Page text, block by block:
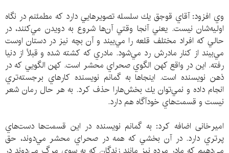
وي افزود: آقاي قوجق يك سلسله تصويرهايي دارد كه مطمئنم در نگاه
اوليه‌شان نيست. يعني آنجا وقتي آن‌ها شروع به دويدن مي‌كنند، در
حالي كه افراد مختلف قلعه را مي‌بيند و آن بچه نيز در دستان اوست
مي‌بيند از كنار مادرش رد مي‌شود. مادري كه كشته شده و قبلاً از دنيا
رفته. اين در واقع كهن الگوي صحراي محشر است. كهن الگويي كه در
ذهن نويسنده است. اينجاها به گمانم نويسنده كارهاي برجسته‌تري
انجام داده و نمي‌توان يك بخش‌هارا حذف كرد. به هر حال رمان شعر
نيست و قسمت‌هاي خودآگاه هم دارد.
امیرخانی اضافه كرد: به گمانم نويسنده در اين قسمت‌ها دست‌هاي
پرتري دارد. در آن بخشي كه همه در صحراي محشر مي‌دوند، حق